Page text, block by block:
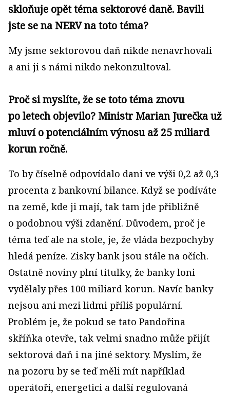
skloňuje opět téma sektorové daně. Bavili
jste se na NERV na toto téma?
My jsme sektorovou daň nikde nenavrhovali
a ani ji s námi nikdo nekonzultoval.
Proč si myslíte, že se toto téma znovu
po letech objevilo? Ministr Marian Jurečka už
mluví o potenciálním výnosu až 25 miliard
korun ročně.
To by číselně odpovídalo dani ve výši 0,2 až 0,3
procenta z bankovní bilance. Když se podíváte
na země, kde ji mají, tak tam jde přibližně
o podobnou výši zdanění. Důvodem, proč je
téma teď ale na stole, je, že vláda bezpochyby
hledá peníze. Zisky bank jsou stále na očích.
Ostatně noviny plní titulky, že banky loni
vydělaly přes 100 miliard korun. Navíc banky
nejsou ani mezi lidmi příliš populární.
Problém je, že pokud se tato Pandořina
skříňka otevře, tak velmi snadno může přijít
sektorová daň i na jiné sektory. Myslím, že
na pozoru by se teď měli mít například
operátoři, energetici a další regulovaná